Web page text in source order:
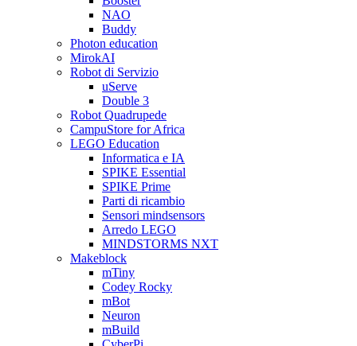
NAO
Buddy
Photon education
MirokAI
Robot di Servizio
uServe
Double 3
Robot Quadrupede
CampuStore for Africa
LEGO Education
Informatica e IA
SPIKE Essential
SPIKE Prime
Parti di ricambio
Sensori mindsensors
Arredo LEGO
MINDSTORMS NXT
Makeblock
mTiny
Codey Rocky
mBot
Neuron
mBuild